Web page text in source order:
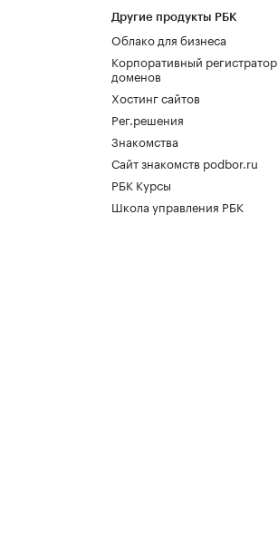
Другие продукты РБК
Облако для бизнеса
Корпоративный регистратор
доменов
Хостинг сайтов
Рег.решения
Знакомства
Сайт знакомств podbor.ru
РБК Курсы
Школа управления РБК